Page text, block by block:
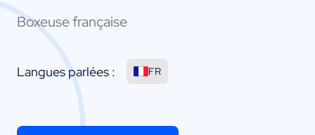
Boxeuse française
Langues parlées : FR